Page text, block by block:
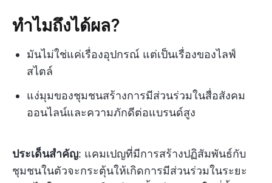
ทำไมถึงได้ผล?
มันไม่ใช่แค่เรื่องอุปกรณ์ แต่เป็นเรื่องของไลฟ์
สไตล์
แง่มุมของชุมชนสร้างการมีส่วนร่วมในสื่อสังคม
ออนไลน์และความภักดีต่อแบรนด์สูง
ประเด็นสำคัญ: แคมเปญที่มีการสร้างปฏิสัมพันธ์กับ
ชุมชนในตัวจะกระตุ้นให้เกิดการมีส่วนร่วมในระยะ